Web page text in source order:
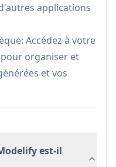
artistes peuvent
2D en modèles 3D
et des projets
de concepts
de produits
applications
Accédez à votre
organiser et
et vos
est-il